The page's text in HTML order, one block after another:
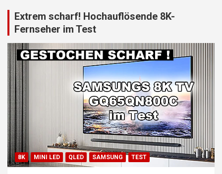
Extrem scharf! Hochauflösende 8K-
Fernseher im Test
8K MINI LED QLED SAMSUNG TEST